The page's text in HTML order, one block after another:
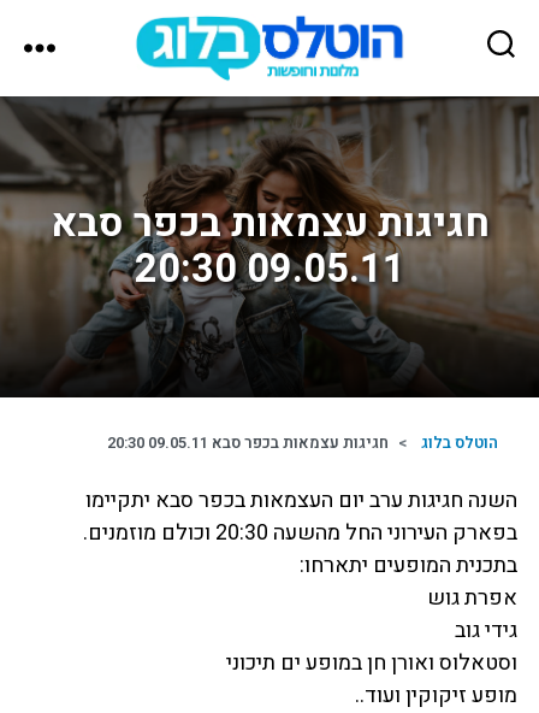
הוטלס
בלוג
חגיגות עצמאות בכפר סבא
09.05.11 20:30
הוטלס בלוג > חגיגות עצמאות בכפר סבא 09.05.11 20:30
השנה חגיגות ערב יום העצמאות בכפר סבא יתקיימו
בפארק העירוני החל מהשעה 20:30 וכולם מוזמנים.
בתכנית המופעים יתארחו:
אפרת גוש
גידי גוב
וסטאלוס ואורן חן במופע ים תיכוני
מופע זיקוקין ועוד..